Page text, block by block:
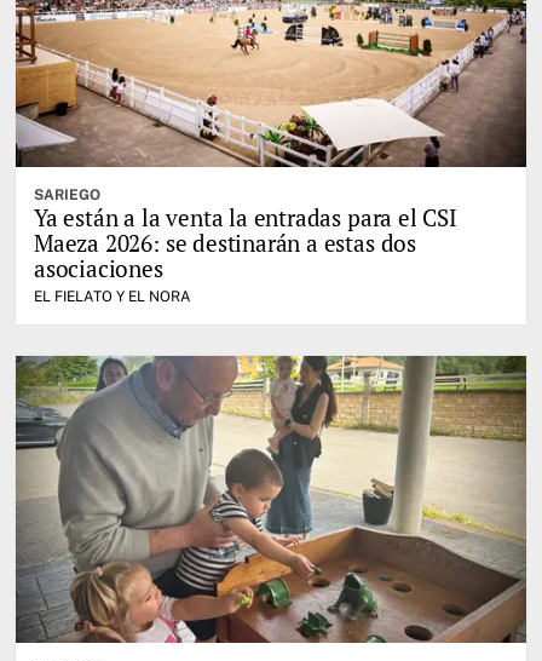
SARIEGO
Ya están a la venta la entradas para el CSI
Maeza 2026: se destinarán a estas dos
asociaciones
EL FIELATO Y EL NORA